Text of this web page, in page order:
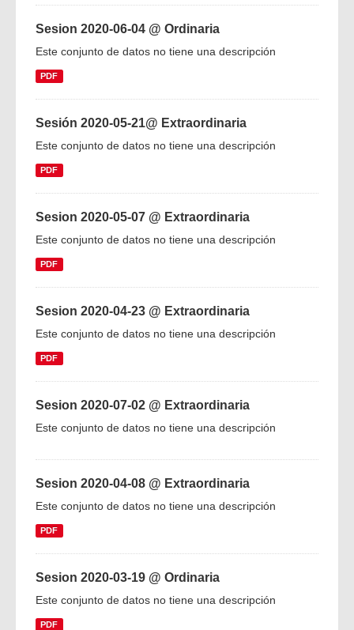
Sesion 2020-06-04 @ Ordinaria
Este conjunto de datos no tiene una descripción
PDF
Sesión 2020-05-21@ Extraordinaria
Este conjunto de datos no tiene una descripción
PDF
Sesion 2020-05-07 @ Extraordinaria
Este conjunto de datos no tiene una descripción
PDF
Sesion 2020-04-23 @ Extraordinaria
Este conjunto de datos no tiene una descripción
PDF
Sesion 2020-07-02 @ Extraordinaria
Este conjunto de datos no tiene una descripción
Sesion 2020-04-08 @ Extraordinaria
Este conjunto de datos no tiene una descripción
PDF
Sesion 2020-03-19 @ Ordinaria
Este conjunto de datos no tiene una descripción
PDF